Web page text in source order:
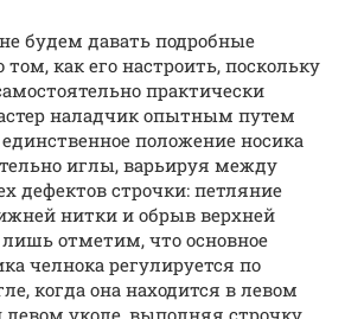
будем давать подробные
как его настроить, поскольку
практически
наладчик опытным путем
положение носика
иглы, варьируя между
дефектов строчки: петляние
нитки и обрыв верхней
отметим, что основное
челнока регулируется по
когда она находится в левом